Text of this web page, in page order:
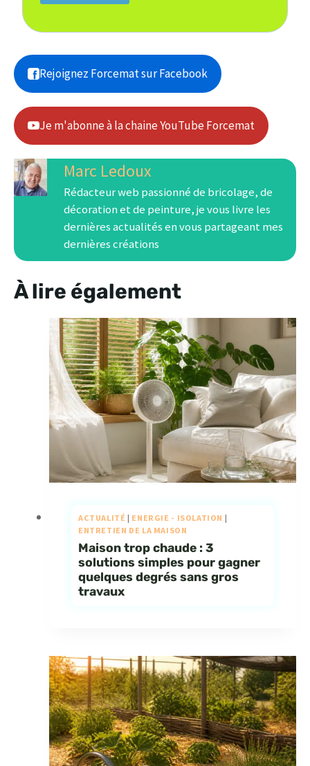
Rejoignez Forcemat sur Facebook
Je m'abonne à la chaine YouTube Forcemat
Marc Ledoux
Rédacteur web passionné de bricolage, de
décoration et de peinture, je vous livre les
dernières actualités en vous partageant mes
dernières créations
À lire également
ACTUALITÉ | ENERGIE - ISOLATION |
ENTRETIEN DE LA MAISON
Maison trop chaude : 3
solutions simples pour gagner
quelques degrés sans gros
travaux